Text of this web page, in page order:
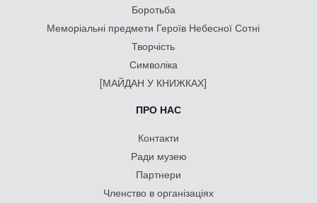
Боротьба
Меморіальні предмети Героїв Небесної Сотні
Творчість
Символіка
[МАЙДАН У КНИЖКАХ]
ПРО НАС
Контакти
Ради музею
Партнери
Членство в організаціях